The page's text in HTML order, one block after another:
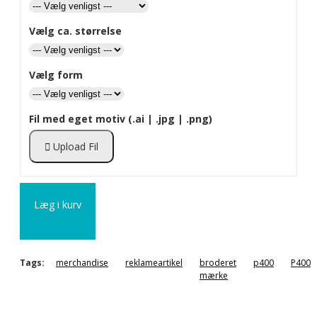
Vælg ca. størrelse
Vælg form
Fil med eget motiv (.ai | .jpg | .png)
Upload Fil
Læg i kurv
Tags: merchandise reklameartikel
broderet
mærke
p400 P400